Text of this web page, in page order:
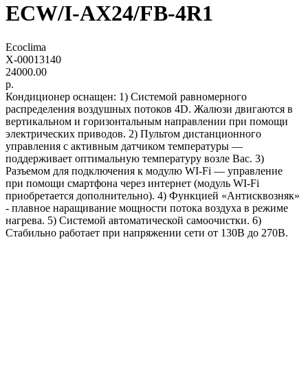
ECW/I-AX24/FB-4R1
Ecoclima
X-00013140
24000.00
р.
Кондиционер оснащен: 1) Системой равномерного
распределения воздушных потоков 4D. Жалюзи двигаются в
вертикальном и горизонтальным направлении при помощи
электрических приводов. 2) Пультом дистанционного
управления с активным датчиком температуры —
поддерживает оптимальную температуру возле Вас. 3)
Разъемом для подключения к модулю WI-Fi — управление
при помощи смартфона через интернет (модуль WI-Fi
приобретается дополнительно). 4) Функцией «Антисквозняк»
- плавное наращивание мощности потока воздуха в режиме
нагрева. 5) Системой автоматической самоочистки. 6)
Стабильно работает при напряжении сети от 130В до 270В.